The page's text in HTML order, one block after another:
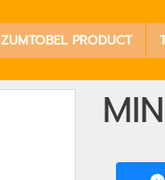
ZUMTOBEL PRODUCT